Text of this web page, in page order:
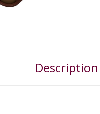
Description